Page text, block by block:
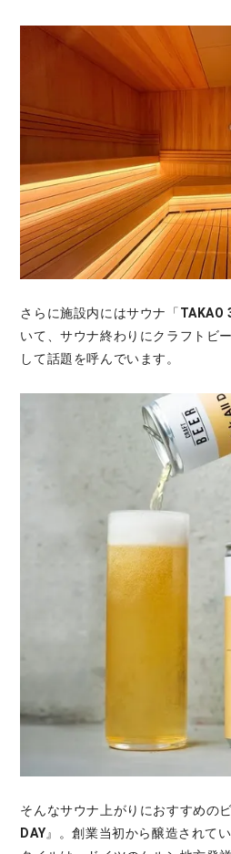
さらに施設内にはサウナ「 TAKAO
いて、サウナ終わりにクラフトビ
して話題を呼んでいます。
そんなサウナ上がりにおすすめの
DAY』。創業当初から醸造されて